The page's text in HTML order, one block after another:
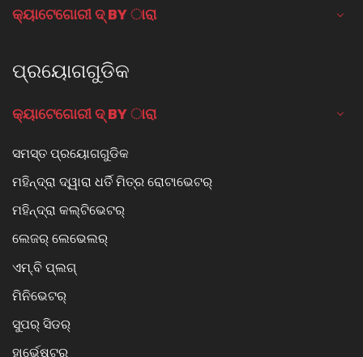
କ୍ୟାଟେଗୋରୀ ଦ୍ BY ାରା
ପ୍ରୟୋଗଗୁଡିକ
କ୍ୟାଟେଗୋରୀ ଦ୍ BY ାରା
ସମସ୍ତ ପ୍ରୟୋଗଗୁଡିକ
ମହିନ୍ଦ୍ରା ଦ୍ୱାରା ଧର୍ତି ମିତ୍ର ରୋଟାଭେଟର୍
ମହିନ୍ଦ୍ରା କଲ୍ଟିଭେଟର୍
ଲେଜର୍ ଲେଭେଲର୍
ଏମ୍.ବି ପ୍ଲଗ୍
ମିନିଭେଟର୍
ସୁପର୍ ସିଡର୍
ହାର୍ଭେଷ୍ଟର୍